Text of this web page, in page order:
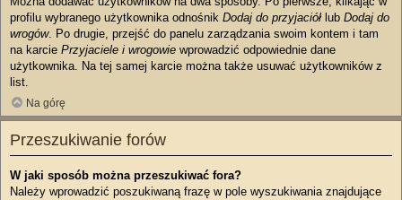
profilu wybranego użytkownika odnośnik Dodaj do przyjaciółlub Dodaj do
wrogów. Po drugie, przejść do panelu zarządzania swoim kontem i tam
na karcie Przyjaciele i wrogowie wprowadzić odpowiednie dane
użytkownika. Na tej samej karcie można także usuwać użytkowników z
list.
Na górę
Przeszukiwanie forów
W jaki sposób można przeszukiwać fora?
Należy wprowadzić poszukiwaną frazę w pole wyszukiwania znajdujące